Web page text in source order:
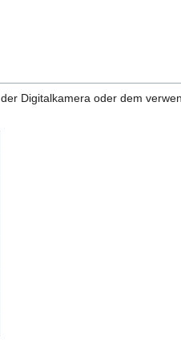
Digitalkamera oder dem